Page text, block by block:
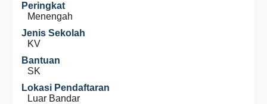
Peringkat
Menengah
Jenis Sekolah
KV
Bantuan
SK
Lokasi Pendaftaran
Luar Bandar